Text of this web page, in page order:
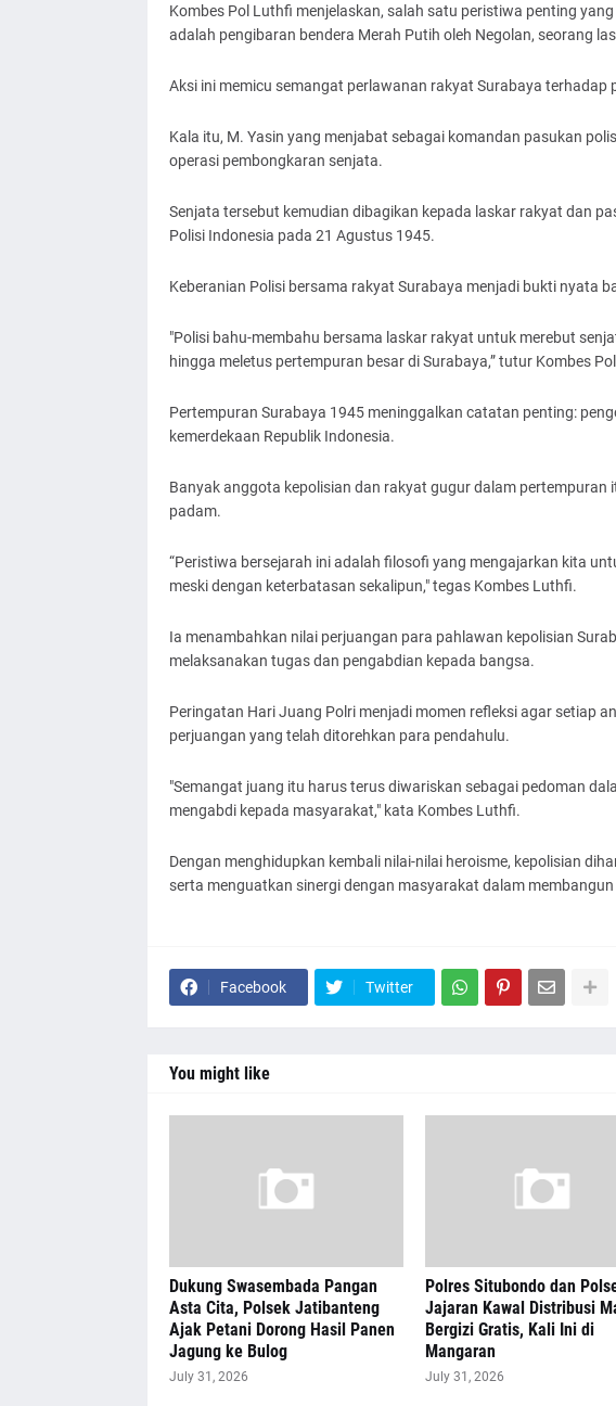
Kombes Pol Luthfi menjelaskan, salah satu peristiwa penting
adalah pengibaran bendera Merah Putih oleh Negolan, seorang
Aksi ini memicu semangat perlawanan rakyat Surabaya terhadap
Kala itu, M. Yasin yang menjabat sebagai komandan pasukan
operasi pembongkaran senjata.
Senjata tersebut kemudian dibagikan kepada laskar rakyat dan
Polisi Indonesia pada 21 Agustus 1945.
Keberanian Polisi bersama rakyat Surabaya menjadi bukti nyata
"Polisi bahu-membahu bersama laskar rakyat untuk merebut
hingga meletus pertempuran besar di Surabaya,” tutur Kombes
Pertempuran Surabaya 1945 meninggalkan catatan penting:
kemerdekaan Republik Indonesia.
Banyak anggota kepolisian dan rakyat gugur dalam pertempuran
padam.
“Peristiwa bersejarah ini adalah filosofi yang mengajarkan kita
meski dengan keterbatasan sekalipun," tegas Kombes Luthfi.
Ia menambahkan nilai perjuangan para pahlawan kepolisian
melaksanakan tugas dan pengabdian kepada bangsa.
Peringatan Hari Juang Polri menjadi momen refleksi agar setiap
perjuangan yang telah ditorehkan para pendahulu.
"Semangat juang itu harus terus diwariskan sebagai pedoman
mengabdi kepada masyarakat," kata Kombes Luthfi.
Dengan menghidupkan kembali nilai-nilai heroisme, kepolisian
serta menguatkan sinergi dengan masyarakat dalam
Facebook Twitter
You might like
Dukung Swasembada Pangan
Asta Cita, Polsek Jatibanteng
Ajak Petani Dorong Hasil Panen
Jagung ke Bulog
July 31, 2026
Polres Situbondo dan
Jajaran Kawal Distribusi
Bergizi Gratis, Kali Ini di
Mangaran
July 31, 2026